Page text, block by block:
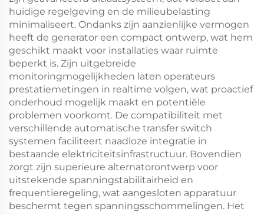
huidige regelgeving en de milieubelasting
minimaliseert. Ondanks zijn aanzienlijke vermogen
heeft de generator een compact ontwerp, wat hem
geschikt maakt voor installaties waar ruimte
beperkt is. Zijn uitgebreide
monitoringmogelijkheden laten operateurs
prestatiemetingen in realtime volgen, wat proactief
onderhoud mogelijk maakt en potentiële
problemen voorkomt. De compatibiliteit met
verschillende automatische transfer switch
systemen faciliteert naadloze integratie in
bestaande elektriciteitsinfrastructuur. Bovendien
zorgt zijn superieure alternatorontwerp voor
uitstekende spanningstabilitairheid en
frequentieregeling, wat aangesloten apparatuur
beschermt tegen spanningsschommelingen. Het